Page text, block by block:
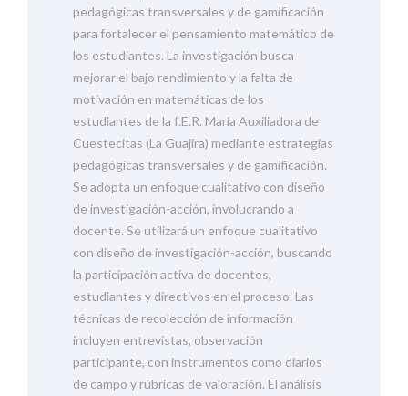
pedagógicas transversales y de gamificación
para fortalecer el pensamiento matemático de
los estudiantes. La investigación busca
mejorar el bajo rendimiento y la falta de
motivación en matemáticas de los
estudiantes de la I.E.R. María Auxiliadora de
Cuestecitas (La Guajira) mediante estrategias
pedagógicas transversales y de gamificación.
Se adopta un enfoque cualitativo con diseño
de investigación-acción, involucrando a
docente. Se utilizará un enfoque cualitativo
con diseño de investigación-acción, buscando
la participación activa de docentes,
estudiantes y directivos en el proceso. Las
técnicas de recolección de información
incluyen entrevistas, observación
participante, con instrumentos como diarios
de campo y rúbricas de valoración. El análisis